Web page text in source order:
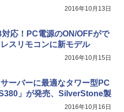
2016年10月13日
応！PC電源のON/OFFがで
スリモコンに新モデル
2016年10月15日
ーバーに最適なタワー型PC
」が発売、SilverStone製
2016年10月16日